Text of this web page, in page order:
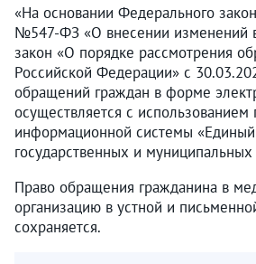
«На основании Федерального
№547-ФЗ «О внесении изменений
закон «О порядке рассмотрения
Российской Федерации» с
обращений граждан в форме
осуществляется с использованием
информационной системы
государственных и
Право обращения гражданина в
организацию в устной и
сохраняется.